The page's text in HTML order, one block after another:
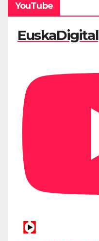
YouTube
EuskaDigital